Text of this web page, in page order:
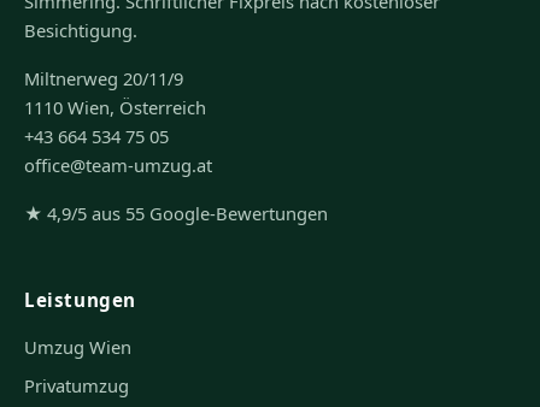
Besichtigung.
Miltnerweg 20/11/9
1110 Wien, Österreich
+43 664 534 75 05
office@team-umzug.at
★ 4,9/5 aus 55 Google-Bewertungen
Leistungen
Umzug Wien
Privatumzug